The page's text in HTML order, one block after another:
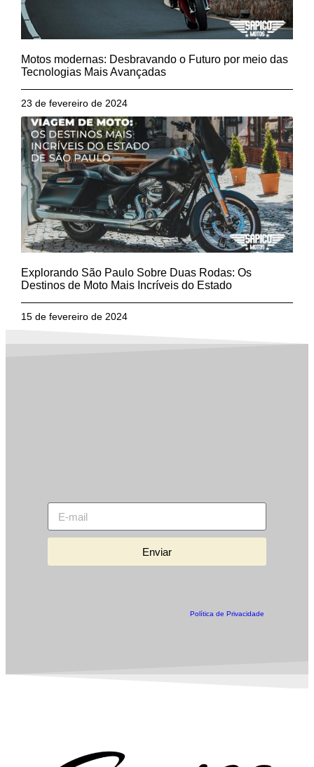
Motos modernas: Desbravando o Futuro por meio das
Tecnologias Mais Avançadas
23 de fevereiro de 2024
Explorando São Paulo Sobre Duas Rodas: Os
Destinos de Moto Mais Incríveis do Estado
15 de fevereiro de 2024
Enviar
Política de Privacidade